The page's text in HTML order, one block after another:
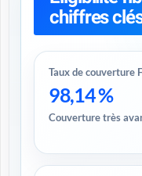
chiffres
Taux de couverture
98,14 %
Couverture très